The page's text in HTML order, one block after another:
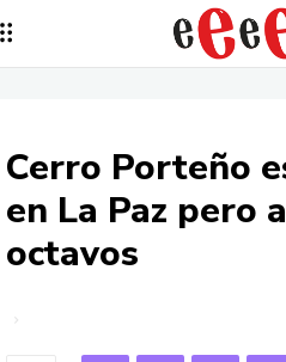
Cerro Porteño
en La Paz pero
octavos